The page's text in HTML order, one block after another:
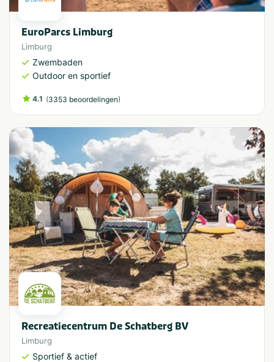
EuroParcs Limburg
Limburg
Zwembaden
Outdoor en sportief
4.1 (3353 beoordelingen)
Recreatiecentrum De Schatberg BV
Limburg
Sportief & actief